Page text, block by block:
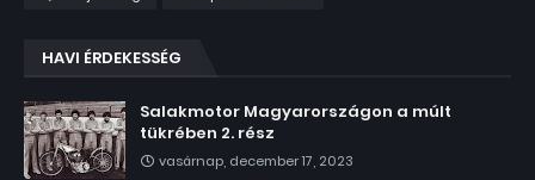
HAVI ÉRDEKESSÉG
Salakmotor Magyarországon a múlt
tükrében 2. rész
vasárnap, december 17, 2023